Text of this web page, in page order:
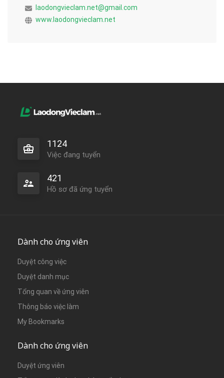
laodongvieclam.net@gmail.com
www.laodongvieclam.net
1124
Việc đang tuyển
421
Hồ sơ đã ứng tuyển
Dành cho ứng viên
Duyệt công việc
Duyệt danh mục
Tổng quan về ứng viên
Thông báo việc làm
My Bookmarks
Dành cho ứng viên
Duyệt ứng viên